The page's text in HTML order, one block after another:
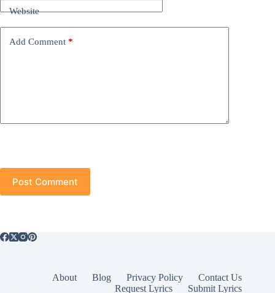
Website
Add Comment *
Post Comment
About Blog Privacy Policy
Contact Us
Request Lyrics
Submit Lyrics